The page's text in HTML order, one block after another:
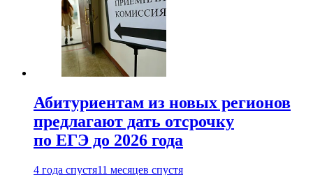
Абитуриентам из новых регионов
предлагают дать отсрочку
по ЕГЭ до 2026 года
4 года спустя11 месяцев спустя